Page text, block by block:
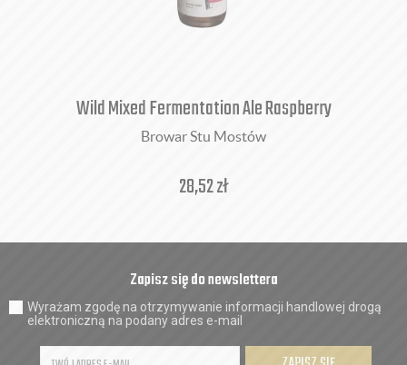
Wild Mixed Fermentation Ale Raspberry
Browar Stu Mostów
28,52zł
Zapisz się do newslettera
Wyrażam zgodę na otrzymywanie informacji handlowej drogą
elektroniczną na podany adres e-mail